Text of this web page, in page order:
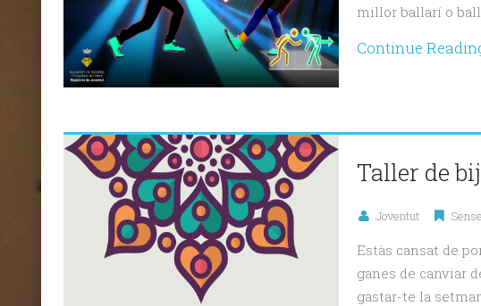
millor ballarí o
Continue
Taller de
Joventut
Estàs cansat de
ganes de canviar
gastar-te la